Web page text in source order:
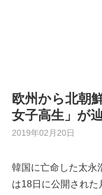
欧州から北朝
女子高生」が
2019年02月20日
韓国に亡命した太永
は18日に公開された